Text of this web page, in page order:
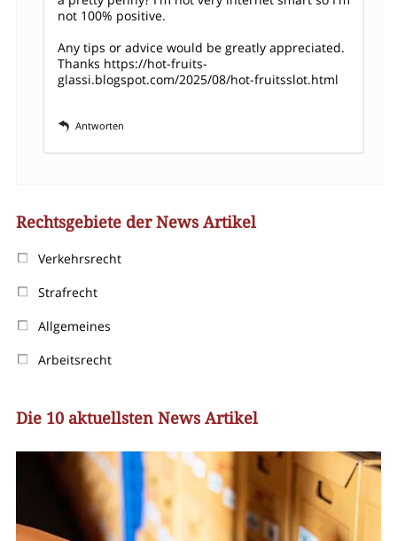
not 100% positive.
Any tips or advice would be greatly appreciated.
Thanks https://hot-fruits-
glassi.blogspot.com/2025/08/hot-fruitsslot.html
Antworten
Rechtsgebiete der News Artikel
Verkehrsrecht
Strafrecht
Allgemeines
Arbeitsrecht
Die 10 aktuellsten News Artikel